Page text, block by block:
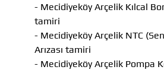
- Mecidiyeköy Arçelik Kılcal
tamiri
- Mecidiyeköy Arçelik NTC
Arızası tamiri
- Mecidiyeköy Arçelik Pompa